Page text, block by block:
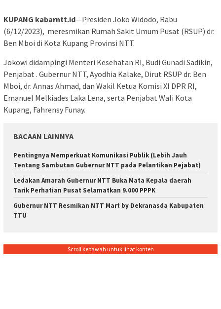
KUPANG kabarntt.id—Presiden Joko Widodo, Rabu
(6/12/2023), meresmikan Rumah Sakit Umum Pusat (RSUP) dr.
Ben Mboi di Kota Kupang Provinsi NTT.
Jokowi didampingi Menteri Kesehatan RI, Budi Gunadi Sadikin,
Penjabat . Gubernur NTT, Ayodhia Kalake, Dirut RSUP dr. Ben
Mboi, dr. Annas Ahmad, dan Wakil Ketua Komisi XI DPR RI,
Emanuel Melkiades Laka Lena, serta Penjabat Wali Kota
Kupang, Fahrensy Funay.
BACAAN LAINNYA
Pentingnya Memperkuat Komunikasi Publik (Lebih Jauh
Tentang Sambutan Gubernur NTT pada Pelantikan Pejabat)
Ledakan Amarah Gubernur NTT Buka Mata Kepala daerah
Tarik Perhatian Pusat Selamatkan 9.000 PPPK
Gubernur NTT Resmikan NTT Mart by Dekranasda Kabupaten
TTU
Scroll kebawah untuk lihat konten